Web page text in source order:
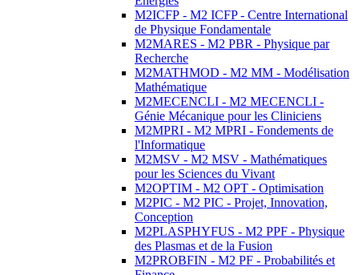
M2ICFP - M2 ICFP - Centre International
de Physique Fondamentale
M2MARES - M2 PBR - Physique par
Recherche
M2MATHMOD - M2 MM - Modélisation
Mathématique
M2MECENCLI - M2 MECENCLI -
Génie Mécanique pour les Cliniciens
M2MPRI - M2 MPRI - Fondements de
l'Informatique
M2MSV - M2 MSV - Mathématiques
pour les Sciences du Vivant
M2OPTIM - M2 OPT - Optimisation
M2PIC - M2 PIC - Projet, Innovation,
Conception
M2PLASPHYFUS - M2 PPF - Physique
des Plasmas et de la Fusion
M2PROBFIN - M2 PF - Probabilités et